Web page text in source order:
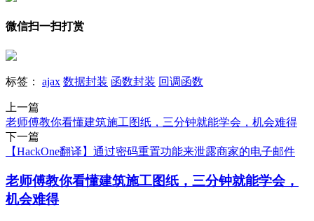
微信扫一扫打赏
标签： ajax 数据封装 函数封装 回调函数
上一篇
老师傅教你看懂建筑施工图纸，三分钟就能学会，机会难得
下一篇
【HackOne翻译】通过密码重置功能来泄露商家的电子邮件
老师傅教你看懂建筑施工图纸，三分钟就能学会，
机会难得